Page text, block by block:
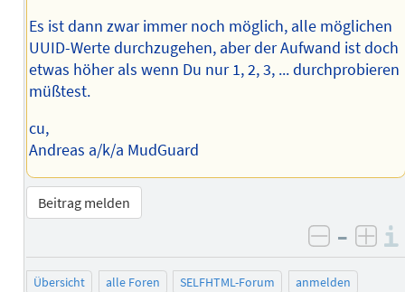
Es ist dann zwar immer noch möglich, alle möglichen
UUID-Werte durchzugehen, aber der Aufwand ist doch
etwas höher als wenn Du nur 1, 2, 3, ... durchprobieren
müßtest.
cu,
Andreas a/k/a MudGuard
Beitrag melden
negativ
–
Übersicht alle Foren SELFHTML-Forum
anmelden